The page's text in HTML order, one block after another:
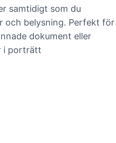
samtidigt som du
och belysning. Perfekt för
dokument eller
i porträtt